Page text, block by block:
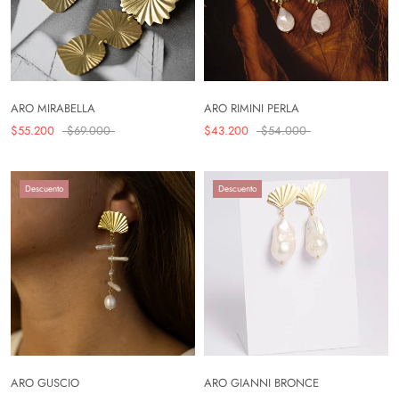
ARO MIRABELLA
$55.200
$69.000
ARO RIMINI PERLA
$43.200
$54.000
Descuento
ARO GUSCIO
Descuento
ARO GIANNI BRONCE